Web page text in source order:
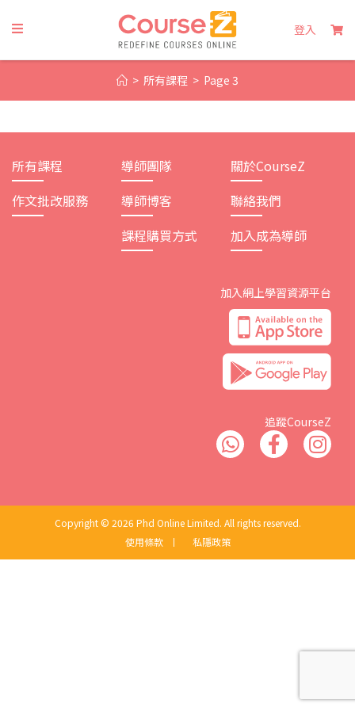
content
登入
> 所有課程 > Page 3
所有課程
作文批改服務
導師團隊
導師博客
課程購買方式
關於CourseZ
聯絡我們
加入成為導師
加入網上學習資源平台
追蹤CourseZ
Copyright © 2026 Phd Online Limited. All rights reserved.
使用條款
丨 私隱政策